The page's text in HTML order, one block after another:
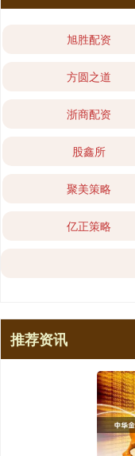
旭胜配资
方圆之道
浙商配资
股鑫所
聚美策略
亿正策略
推荐资讯